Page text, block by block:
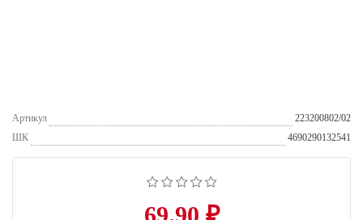
Артикул
223200802/02
ШК
4690290132541